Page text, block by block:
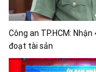
Công an TP.HCM:
đoạt tài sản